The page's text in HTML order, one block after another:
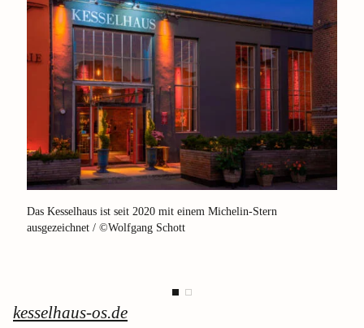
Das Kesselhaus ist seit 2020 mit einem Michelin-Stern
ausgezeichnet / ©Wolfgang Schott
kesselhaus-os.de